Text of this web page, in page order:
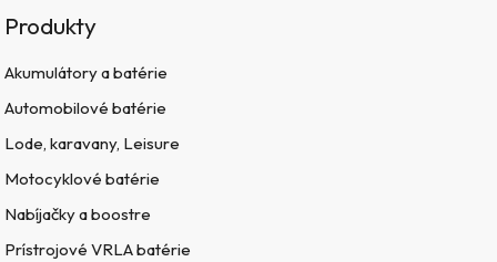
Produkty
Akumulátory a batérie
Automobilové batérie
Lode, karavany, Leisure
Motocyklové batérie
Nabíjačky a boostre
Prístrojové VRLA batérie